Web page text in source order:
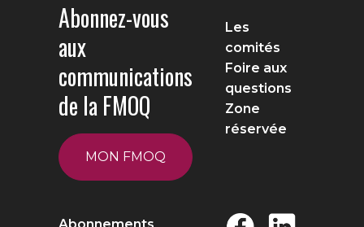
Abonnez-vous
aux
communications
de la FMOQ
MON FMOQ
Les
comités
Foire aux
questions
Zone
réservée